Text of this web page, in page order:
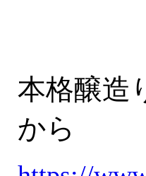
本格醸造
から